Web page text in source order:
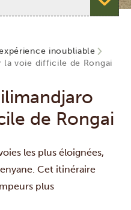
inoubliable
la voie difficile de Rongai
de Rongai
les plus éloignées,
Cet itinéraire
plus